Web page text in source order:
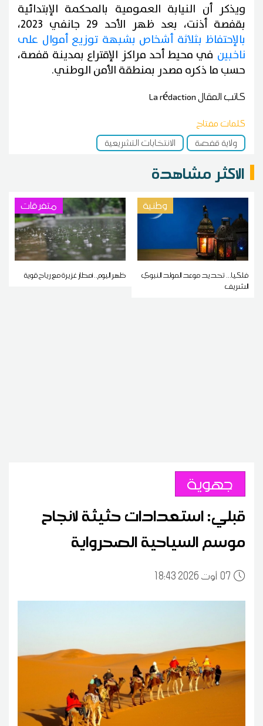
ويذكر أن النيابة العمومية بالمحكمة الإبتدائية
بقفصة أذنت، بعد ظهر الأحد 29 جانفي 2023،
بالإحتفاظ بثلاثة أشخاص بشبهة توزيع أموال على
ناخبين في محيط أحد مراكز الإقتراع بمدينة قفصة،
حسب ما ذكره مصدر بمنطقة الأمن الوطني.
كاتب المقالLa rédaction
كلمات مفتاح
ولاية قفصة
الانتخابات التشريعية
الاكثر مشاهدة
وطنية
فلكيا... تحديد موعد المولد النبوي
الشريف
متفرقات
ظهر اليوم.. أمطار غزيرة مع رياح قوية
جهوية
قبلي: استعدادات حثيثة لانجاح
موسم السياحية الصحرواية
0718:43 2026 أوت